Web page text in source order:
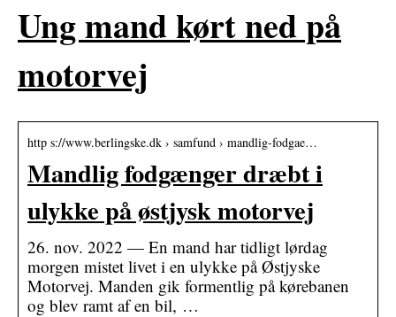
Ung mand kørt ned på
motorvej
http s://www.berlingske.dk › samfund › mandlig-fodgae…
Mandlig fodgænger dræbt i
ulykke på østjysk motorvej
26. nov. 2022 — En mand har tidligt lørdag
morgen mistet livet i en ulykke på Østjyske
Motorvej. Manden gik formentlig på kørebanen
og blev ramt af en bil, …